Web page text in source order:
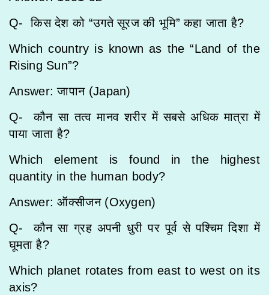
Q- किस देश को “उगते सूरज की भूमि” कहा जाता है?
Which country is known as the “Land of the
Rising Sun”?
Answer: जापान (Japan)
Q- कौन सा तत्व मानव शरीर में सबसे अधिक मात्रा में
पाया जाता है?
Which element is found in the highest
quantity in the human body?
Answer: ऑक्सीजन (Oxygen)
Q- कौन सा ग्रह अपनी धुरी पर पूर्व से पश्चिम दिशा में
घूमता है?
Which planet rotates from east to west on its
axis?